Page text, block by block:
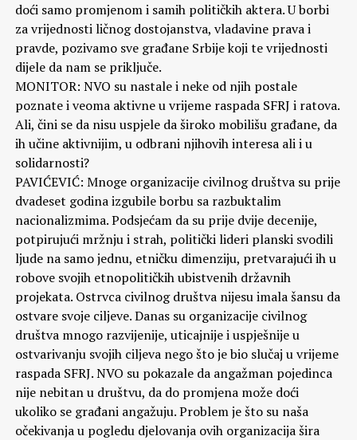
doći samo promjenom i samih političkih aktera. U borbi
za vrijednosti ličnog dostojanstva, vladavine prava i
pravde, pozivamo sve građane Srbije koji te vrijednosti
dijele da nam se priključe.
MONITOR: NVO su nastale i neke od njih postale
poznate i veoma aktivne u vrijeme raspada SFRJ i ratova.
Ali, čini se da nisu uspjele da široko mobilišu građane, da
ih učine aktivnijim, u odbrani njihovih interesa ali i u
solidarnosti?
PAVIĆEVIĆ: Mnoge organizacije civilnog društva su prije
dvadeset godina izgubile borbu sa razbuktalim
nacionalizmima. Podsjećam da su prije dvije decenije,
potpirujući mržnju i strah, politički lideri planski svodili
ljude na samo jednu, etničku dimenziju, pretvarajući ih u
robove svojih etnopolitičkih ubistvenih državnih
projekata. Ostrvca civilnog društva nijesu imala šansu da
ostvare svoje ciljeve. Danas su organizacije civilnog
društva mnogo razvijenije, uticajnije i uspješnije u
ostvarivanju svojih ciljeva nego što je bio slučaj u vrijeme
raspada SFRJ. NVO su pokazale da angažman pojedinca
nije nebitan u društvu, da do promjena može doći
ukoliko se građani angažuju. Problem je što su naša
očekivanja u pogledu djelovanja ovih organizacija šira